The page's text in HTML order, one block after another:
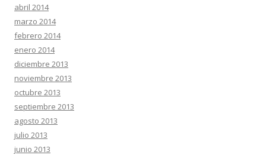
abril 2014
marzo 2014
febrero 2014
enero 2014
diciembre 2013
noviembre 2013
octubre 2013
septiembre 2013
agosto 2013
julio 2013
junio 2013